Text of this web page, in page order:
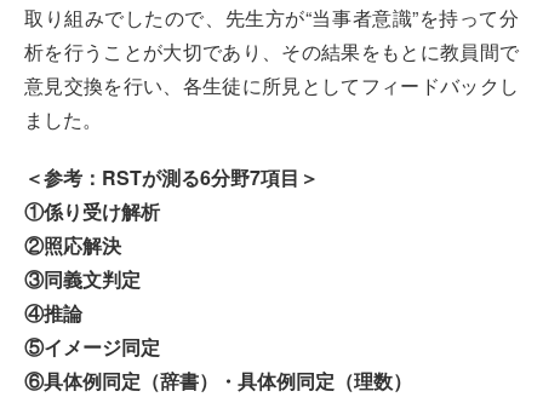
取り組みでしたので、先生方が“当事者意識”を持って分
析を行うことが大切であり、その結果をもとに教員間で
意見交換を行い、各生徒に所見としてフィードバックし
ました。
＜参考：RSTが測る6分野7項目＞
①係り受け解析
②照応解決
③同義文判定
④推論
⑤イメージ同定
⑥具体例同定（辞書）・具体例同定（理数）